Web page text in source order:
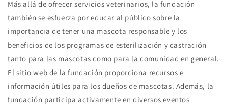
Más allá de ofrecer servicios veterinarios, la fundación
también se esfuerza por educar al público sobre la
importancia de tener una mascota responsable y los
beneficios de los programas de esterilización y castración
tanto para las mascotas como para la comunidad en general.
El sitio web de la fundación proporciona recursos e
información útiles para los dueños de mascotas. Además, la
fundación participa activamente en diversos eventos